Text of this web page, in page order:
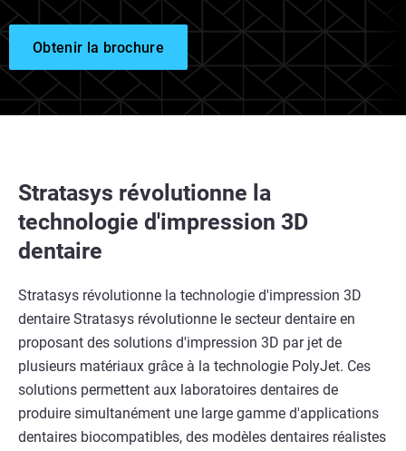
Obtenir la brochure
Stratasys révolutionne la
technologie d'impression 3D
dentaire
Stratasys révolutionne la technologie d'impression 3D
dentaire Stratasys révolutionne le secteur dentaire en
proposant des solutions d'impression 3D par jet de
plusieurs matériaux grâce à la technologie PolyJet. Ces
solutions permettent aux laboratoires dentaires de
produire simultanément une large gamme d'applications
dentaires biocompatibles, des modèles dentaires réalistes